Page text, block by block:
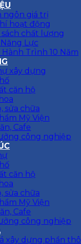
ngôn giá trị
hoạt động
chất lượng
Năng Lực
Hành Trình 10 Năm
xây dựng
căn hộ
sửa chữa
Mỹ Viện
Cafe
công nghiệp
căn hộ
sửa chữa
Mỹ Viện
Cafe
công nghiệp
xây dựng phần thô